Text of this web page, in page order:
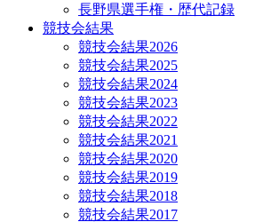
長野県選手権・歴代記録
競技会結果
競技会結果2026
競技会結果2025
競技会結果2024
競技会結果2023
競技会結果2022
競技会結果2021
競技会結果2020
競技会結果2019
競技会結果2018
競技会結果2017